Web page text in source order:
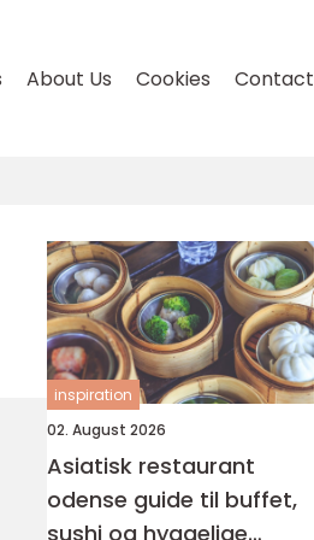
About Us Cookies Contact
inspiration
02. August 2026
Asiatisk restaurant
odense guide til buffet,
sushi og hyggelige